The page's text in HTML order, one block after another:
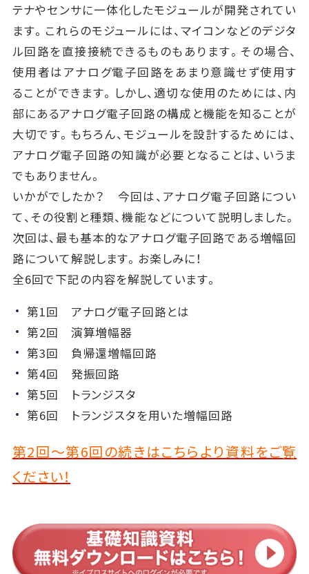
テナやセンサに一体化したモジュールが開発されてい
ます。これらのモジュールには、マイコンなどのデジタ
ル回路を直接接続できるものもあります。その場合、
使用者はアナログ電子回路をあまり意識せず使用す
ることができます。しかし、適切な使用のためには、内
部にあるアナログ電子回路の構成と機能を知ることが
大切です。もちろん、モジュールを設計するためには、
アナログ電子回路の知識が必要となることは、いうま
でもありません。
いかがでしたか？ 今回は、アナログ電子回路につい
て、その役割と種類、機能などについて説明しました。
次回は、最も基本的なアナログ電子回路である増幅回
路について解説します。お楽しみに！
全6回で下記の内容を解説しています。
第1回 アナログ電子回路とは
第2回 演算増幅器
第3回 負帰還増幅回路
第4回 発振回路
第5回 トランジスタ
第6回 トランジスタを用いた増幅回路
第2回～第6回の続きはこちらより資料をご覧
ください！